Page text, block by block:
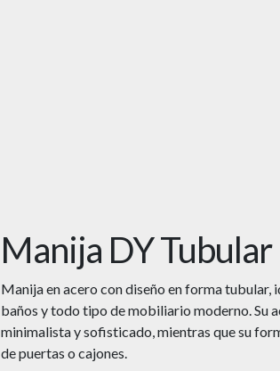
Manija DY
Manija en acero con diseño en forma tubular,
baños y todo tipo de mobiliario moderno. Su
minimalista y sofisticado, mientras que su
de puertas o cajones.